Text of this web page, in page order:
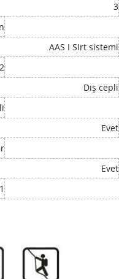
3
AAS I SIrt sistemi
2
Dış cepli
Evet
Evet
1